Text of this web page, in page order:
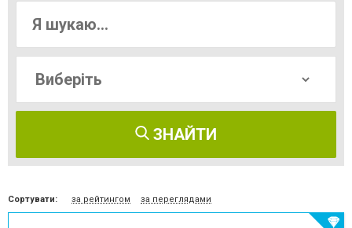
ЗНАЙТИ
Сортувати: за рейтингом за переглядами